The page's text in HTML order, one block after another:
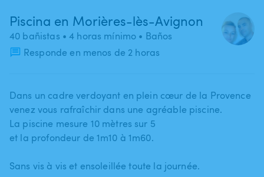
Piscina en Morières-lès-Avignon
40 bañistas • 4 horas mínimo • Baños
Responde en menos de 2 horas
Dans un cadre verdoyant en plein cœur de la Provence
venez vous rafraîchir dans une agréable piscine.
La piscine mesure 10 mètres sur 5
et la profondeur de 1m10 à 1m60.
Sans vis à vis et ensoleillée toute la journée.